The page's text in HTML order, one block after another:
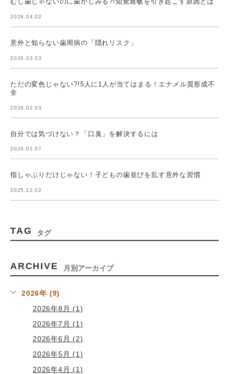
2026.04.02
意外と知らない歯周病の「隠れリスク」
2026.03.03
ただの変色じゃない?!5人に1人が当てはまる！エナメル質形成不
全
2026.02.03
自分では気づけない？「口臭」を解決するには
2026.01.07
指しゃぶりだけじゃない！子どもの歯並びを乱す意外な習慣
2025.12.02
TAG タグ
ARCHIVE 月別アーカイブ
2026年 (9)
2026年8月 (1)
2026年7月 (1)
2026年6月 (2)
2026年5月 (1)
2026年4月 (1)